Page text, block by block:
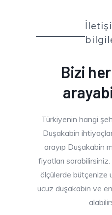
Bizi
Türkiyenin hangi
Duşakabin
arayıp Duşakabin
fiyatları
ölçülerde bütçenize
ucuz duşakabin ve